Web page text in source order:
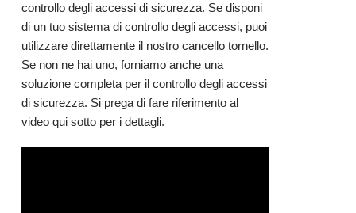
controllo degli accessi di sicurezza. Se disponi
di un tuo sistema di controllo degli accessi, puoi
utilizzare direttamente il nostro cancello tornello.
Se non ne hai uno, forniamo anche una
soluzione completa per il controllo degli accessi
di sicurezza. Si prega di fare riferimento al
video qui sotto per i dettagli.